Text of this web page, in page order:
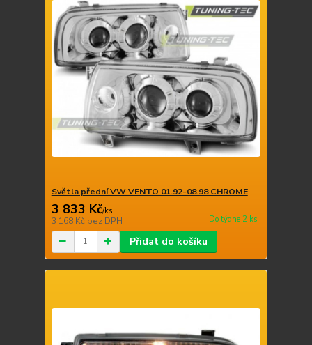
Světla přední VW VENTO 01.92-08.98 CHROME
3 833 Kč/ks
3 168 Kč bez DPH Do týdne 2 ks
Přidat do košíku